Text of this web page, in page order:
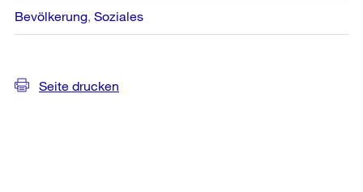
Bevölkerung Soziales
Seite drucken